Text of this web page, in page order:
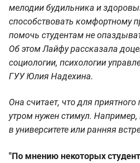
мелодии будильника и
способствовать комфортному
помочь студентам не
Об этом Лайфу рассказала
социологии, психологии
ГУУ Юлия Надехина.
Она считает, что для
утром нужен стимул. Например,
в университете или ранняя
"По мнению некоторых